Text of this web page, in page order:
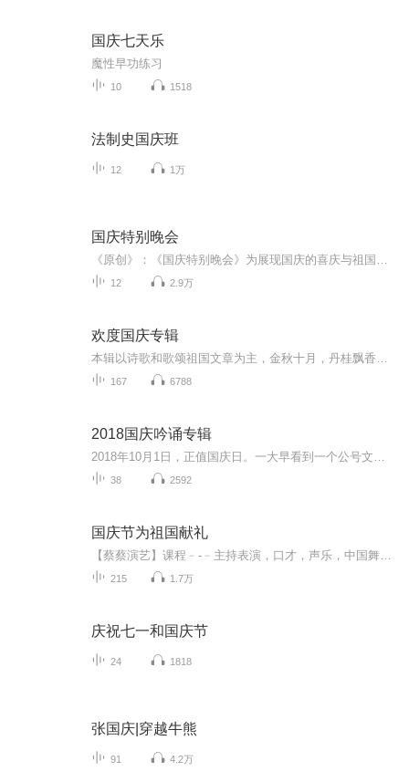
国庆七天乐
魔性早功练习
10 1518
法制史国庆班
12 1万
国庆特别晚会
12 2.9万
欢度国庆专辑
167 6788
2018国庆吟诵专辑
38 2592
国庆节为祖国献礼
215 1.7万
庆祝七一和国庆节
24 1818
张国庆|穿越牛熊
91 4.2万